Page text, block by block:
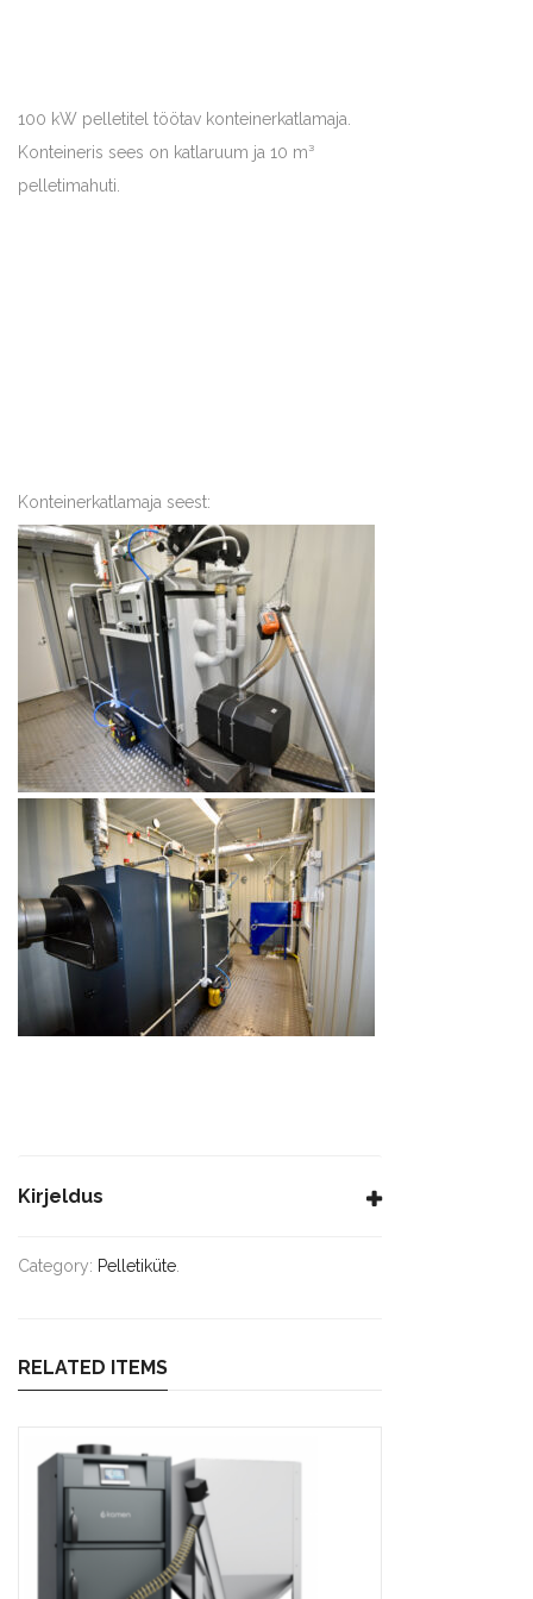
100 kW pelletitel töötav konteinerkatlamaja.
Konteineris sees on katlaruum ja 10 m³
pelletimahuti.
Konteinerkatlamaja seest:
Kirjeldus
Category: Pelletiküte
RELATED ITEMS